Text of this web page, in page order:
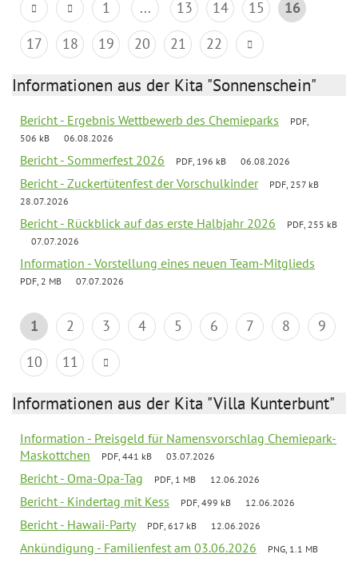
1 ... 13 14 15
16
17
18 19 20 21 22
Informationen aus der Kita "Sonnenschein"
Bericht - Ergebnis Wettbewerb des Chemieparks
PDF,
506 kB
06.08.2026
Bericht - Sommerfest 2026 PDF, 196 kB 06.08.2026
Bericht - Zuckertütenfest der Vorschulkinder
PDF, 257 kB
28.07.2026
Bericht - Rückblick auf das erste Halbjahr 2026
PDF, 255 kB
07.07.2026
Information - Vorstellung eines neuen Team-Mitglieds
PDF, 2 MB 07.07.2026
1 2 3 4 5 6 7 8
9
10
11
Informationen aus der Kita "Villa Kunterbunt"
Information - Preisgeld für Namensvorschlag Chemiepark-
Maskottchen
PDF, 441 kB 03.07.2026
Bericht - Oma-Opa-Tag PDF, 1 MB 12.06.2026
Bericht - Kindertag mit Kess PDF, 499 kB 12.06.2026
Bericht - Hawaii-Party PDF, 617 kB 12.06.2026
Ankündigung - Familienfest am 03.06.2026
PNG, 1.1 MB